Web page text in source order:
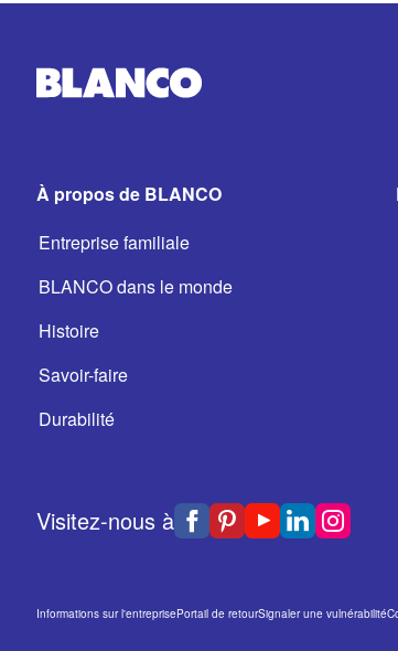
À propos de BLANCO
Entreprise familiale
BLANCO dans le monde
Histoire
Savoir-faire
Durabilité
Visitez-nous à
Informations sur l'entreprisePortail de retourSignaler une vulnérabilité